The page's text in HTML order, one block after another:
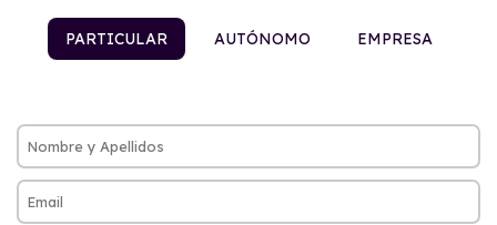
PARTICULAR AUTÓNOMO EMPRESA